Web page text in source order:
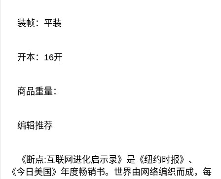
装帧：平装
开本：16开
商品重量：
编辑推荐
《断点:互联网进化启示录》是《纽约时报》、
《今日美国》年度畅销书。世界由网络编织而成，每